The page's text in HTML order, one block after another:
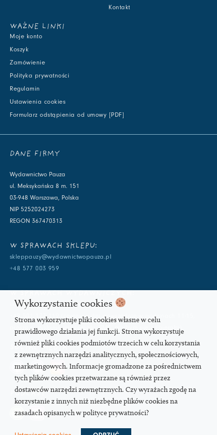
Kontakt
WAŻNE LINKI
Moje konto
Koszyk
Zamówienie
Polityka prywatności
Regulamin
Ustawienia cookies
Formularz odstąpienia od umowy [PDF]
DANE FIRMY
Wydawnictwo Pauza
ul. Meksykańska 8 m. 151
03-948 Warszawa, Polska
NIP 5252024273
REGON 367470313
W SPRAWACH SKLEPU:
skleppauzy@wydawnictwopauza.pl
+48 577 003 959
info@wydawnictwopauza.pl
+48 501 177 119 (czynny w dni powszednie w godzinach 11-15,
proszę o wysłanie wiadomości SMS, gdybym nie odbierała)
SOCIAL MEDIA
PODCAST
Wykorzystanie cookies
Strona wykorzystuje pliki cookies własne w celu
prawidłowego działania jej funkcji. Strona wykorzystuje
również pliki cookies podmiotów trzecich w celu korzystania
z zewnętrznych narzędzi analitycznych, społecznościowych,
marketingowych. Informacje gromadzone za pośrednictwem
tych plików cookies przetwarzane są również przez
dostawców narzędzi zewnętrznych. Czy wyrażach zgodę na
korzystanie z innych niż niezbędne plików cookies na
zasadach opisanych w polityce prywatności?